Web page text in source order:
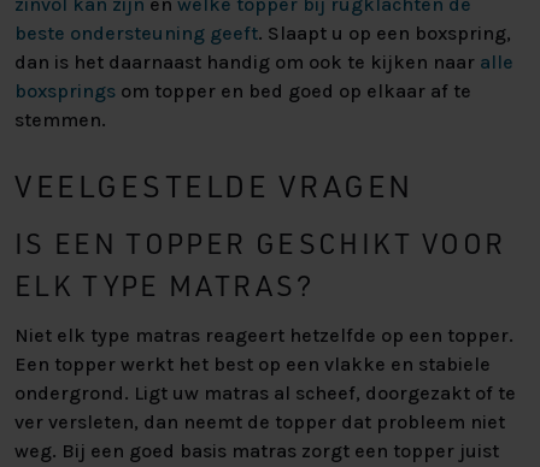
zinvol kan zijn en welke topper bij rugklachten de
beste ondersteuning geeft. Slaapt u op een boxspring,
dan is het daarnaast handig om ook te kijken naar alle
boxsprings om topper en bed goed op elkaar af te
stemmen.
VEELGESTELDE VRAGEN
IS EEN TOPPER GESCHIKT VOOR
ELK TYPE MATRAS?
Niet elk type matras reageert hetzelfde op een topper.
Een topper werkt het best op een vlakke en stabiele
ondergrond. Ligt uw matras al scheef, doorgezakt of te
ver versleten, dan neemt de topper dat probleem niet
weg. Bij een goed basis matras zorgt een topper juist